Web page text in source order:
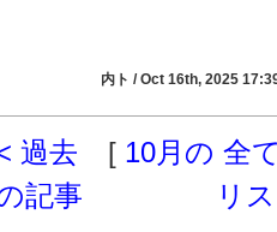
内ト / Oct 16th, 2025
過去
記事
[ 10月の 全
リ